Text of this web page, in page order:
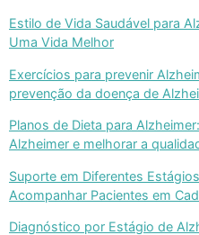
Estilo de Vida Saudável para
Uma Vida Melhor
Exercícios para prevenir
prevenção da doença de
Planos de Dieta para
Alzheimer e melhorar a
Suporte em Diferentes
Acompanhar Pacientes em
Diagnóstico por Estágio de